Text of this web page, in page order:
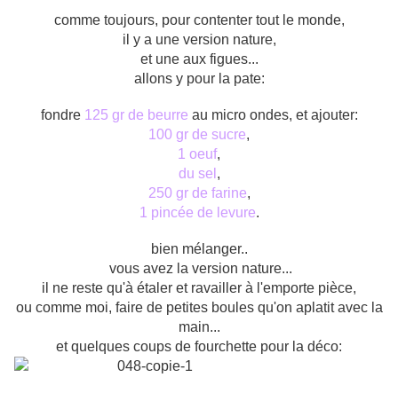
comme toujours, pour contenter tout le monde,
il y a une version nature,
et une aux figues...
allons y pour la pate:
fondre 125 gr de beurre au micro ondes, et ajouter:
100 gr de sucre,
1 oeuf,
du sel ,
250 gr de farine,
1 pincée de levure.
bien mélanger..
vous avez la version nature...
il ne reste qu'à étaler et ravailler à l'emporte pièce,
ou comme moi, faire de petites boules qu'on aplatit avec la
main...
et quelques coups de fourchette pour la déco: